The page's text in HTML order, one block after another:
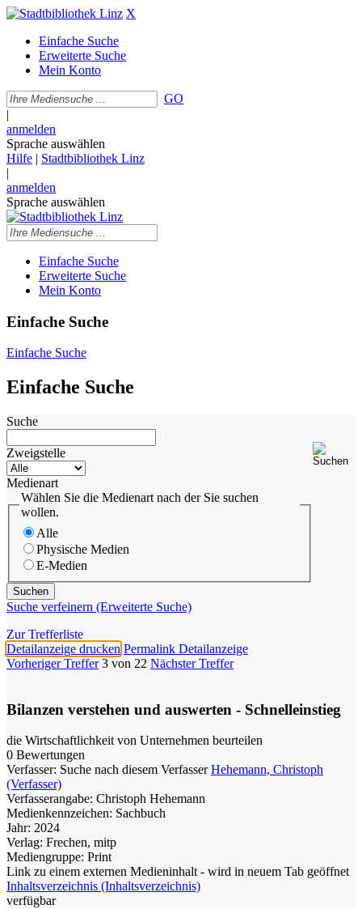
X
Einfache Suche
Erweiterte Suche
Mein Konto
GO
|
anmelden
Sprache auswählen
Hilfe | Stadtbibliothek Linz
|
anmelden
Sprache auswählen
Einfache Suche
Erweiterte Suche
Mein Konto
Einfache Suche
Einfache Suche
Einfache Suche
Suche
Zweigstelle
Medienart
Wählen Sie die Medienart nach der Sie suchen
wollen.
Alle
Physische Medien
E-Medien
Suche verfeinern (Erweiterte Suche)
Zur Trefferliste
Detailanzeige drucken Permalink Detailanzeige
Vorheriger Treffer 3 von 22 Nächster Treffer
Bilanzen verstehen und auswerten - Schnelleinstieg
die Wirtschaftlichkeit von Unternehmen beurteilen
0 Bewertungen
Verfasser: Suche nach diesem Verfasser Hehemann, Christoph
(Verfasser)
Verfasserangabe: Christoph Hehemann
Medienkennzeichen: Sachbuch
Jahr: 2024
Verlag: Frechen, mitp
Mediengruppe: Print
Link zu einem externen Medieninhalt - wird in neuem Tab geöffnet
Inhaltsverzeichnis (Inhaltsverzeichnis)
verfügbar